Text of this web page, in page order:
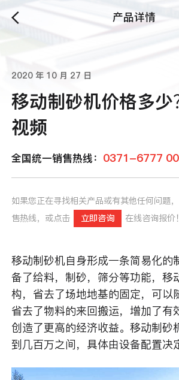
产品详情
2020 年 10 月 27 日
移动制砂机价格多少
视频
全国统一销售热线： 0371-6777
如果您正在寻找相关产品或有其他任何问题
售热线，或点击
立即咨询 在线咨询报价！
移动制砂机自身形成一条简易化的
备了给料，制砂，筛分等功能，移
构，省去了场地地基的固定，可以
省去了物料的来回搬运，增加了有
创造了更高的经济收益。移动制砂
到几百万之间，具体由设备配置决